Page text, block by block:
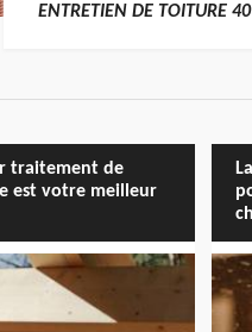
ENTRETIEN DE TOITURE 40
traitement de
est votre meilleur